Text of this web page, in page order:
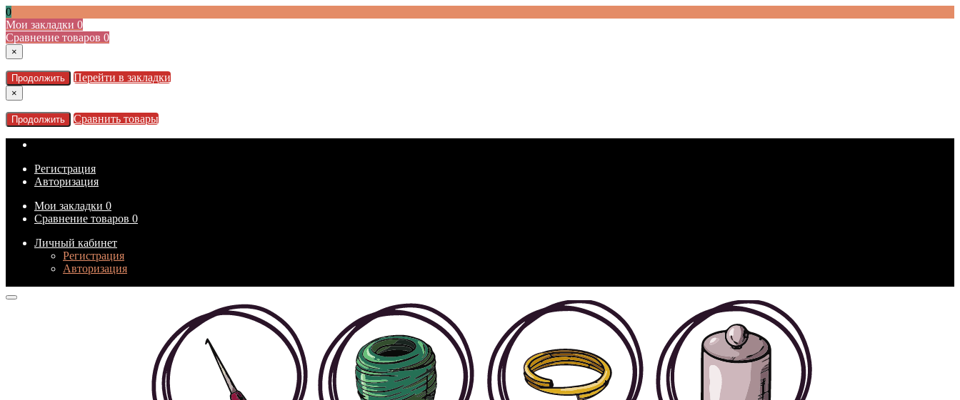
0
Мои закладки 0
Сравнение товаров 0
×
Продолжить Перейти в закладки
×
Продолжить Сравнить товары
Регистрация
Авторизация
Мои закладки 0
Сравнение товаров 0
Личный кабинет
Регистрация
Авторизация